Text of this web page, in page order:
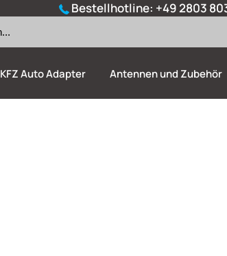
Bestellhotline: +49 2803
KFZ Auto Adapter Antennen und Zubehör